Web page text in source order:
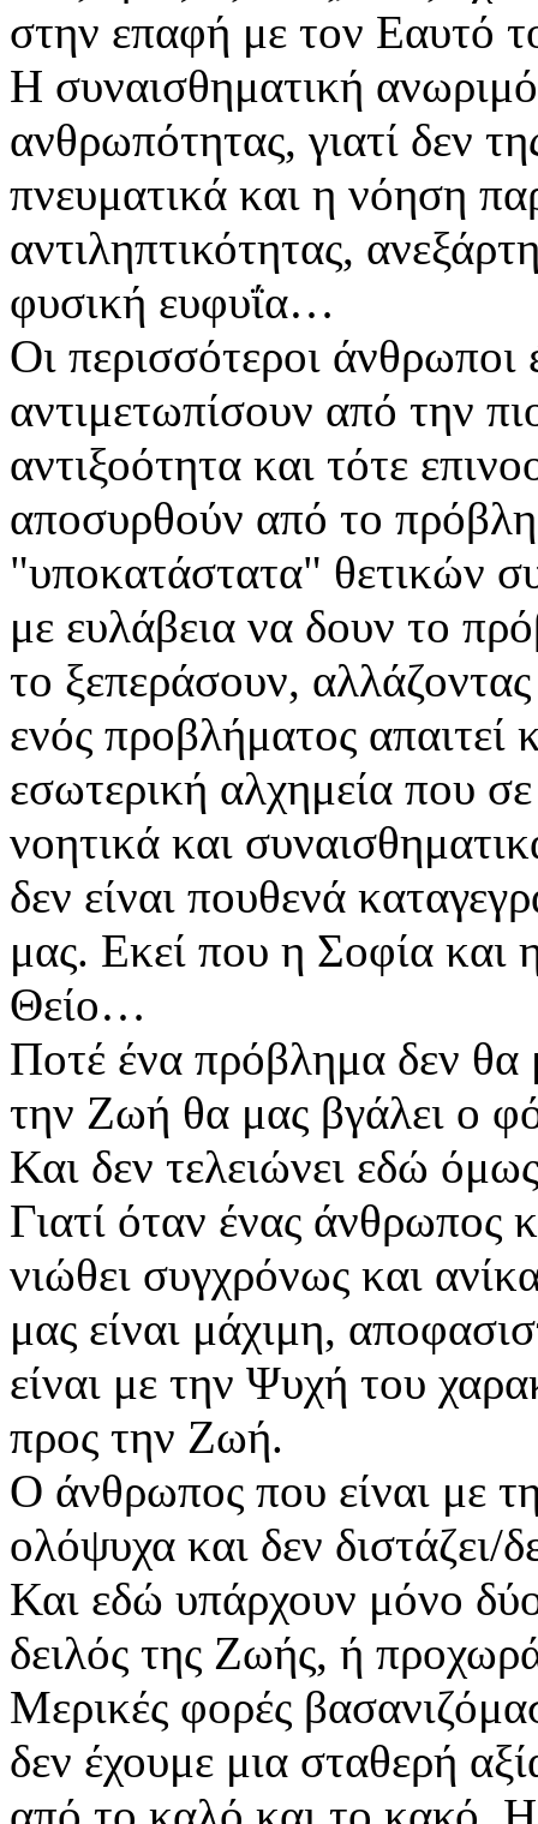
στην επαφή με τον Εαυτό
Η συναισθηματική
ανθρωπότητας, γιατί δεν
πνευματικά και η νόηση
αντιληπτικότητας,
φυσική ευφυΐα…
Οι περισσότεροι άνθρωποι
αντιμετωπίσουν από την
αντιξοότητα και τότε
αποσυρθούν από το
"υποκατάστατα" θετικών
με ευλάβεια να δουν το
το ξεπεράσουν,
ενός προβλήματος απαιτεί
εσωτερική αλχημεία που
νοητικά και
δεν είναι πουθενά
μας. Εκεί που η Σοφία και
Θείο…
Ποτέ ένα πρόβλημα δεν
την Ζωή θα μας βγάλει ο
Και δεν τελειώνει εδώ
Γιατί όταν ένας άνθρωπος
νιώθει συγχρόνως και
μας είναι μάχιμη,
είναι με την Ψυχή του
προς την Ζωή.
Ο άνθρωπος που είναι με
ολόψυχα και δεν διστάζει/
Και εδώ υπάρχουν μόνο
δειλός της Ζωής, ή
Μερικές φορές
δεν έχουμε μια σταθερή